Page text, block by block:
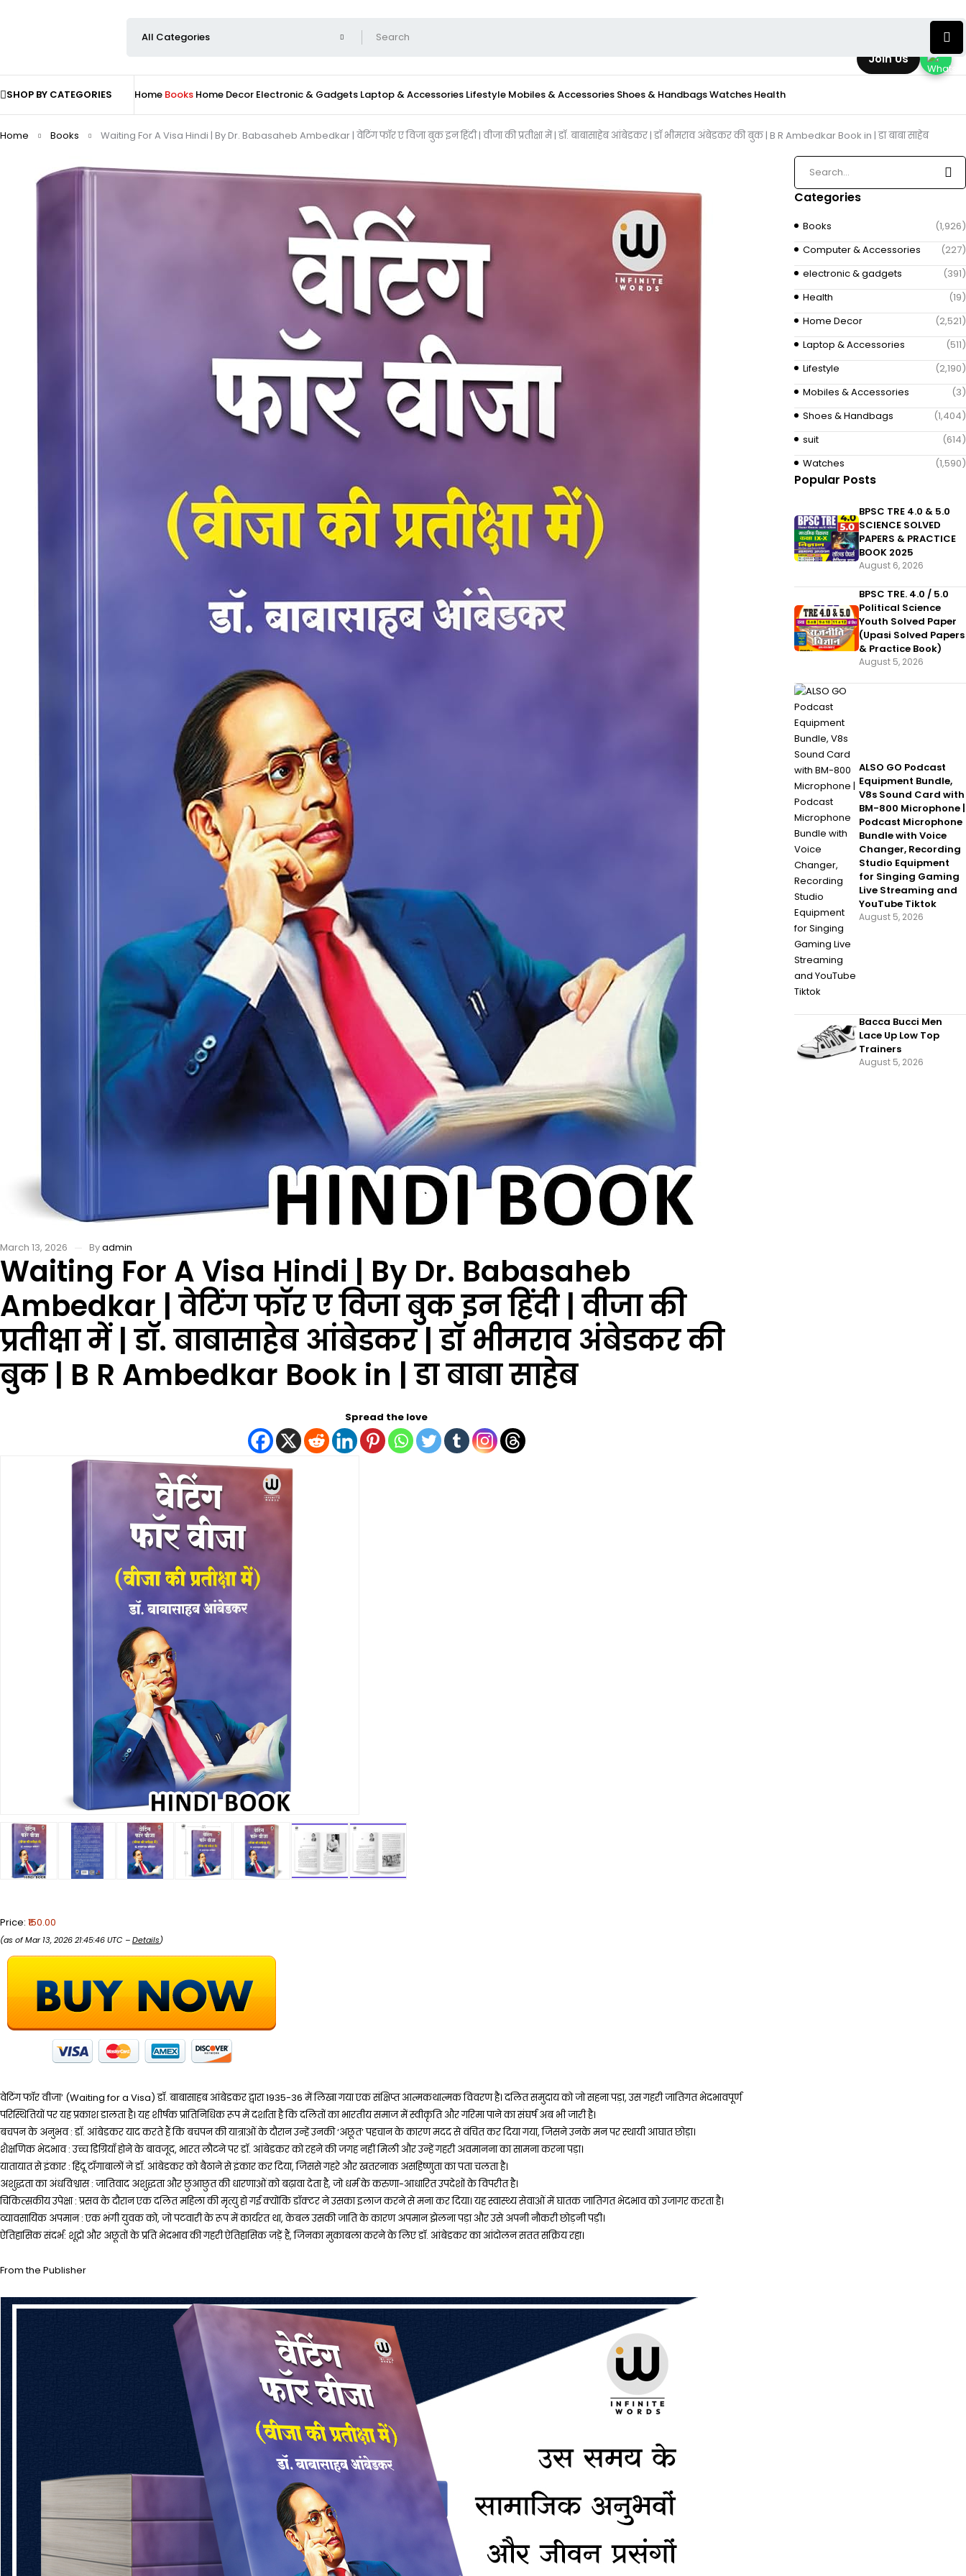
SHOP BY CATEGORIES Home Books Home Decor Electronic & Gadgets Laptop & Accessories Lifestyle Mobiles & Accessories Shoes & HandbagsWatches Health
Home Books Waiting For A Visa Hindi | By Dr. Babasaheb Ambedkar | वेटिंग फॉर ए विजा बुक इन हिंदी | वीजा की प्रतीक्षा में | डॉ. बाबासाहेब आंबेडकर | डॉ भीमराव अंबेडकर की बुक | B R Ambedkar Book in | डा बाबा साहेब
March 13, 2026 Byadmin
Waiting For A Visa Hindi | By Dr. Babasaheb
Ambedkar | वेटिंग फॉर ए विजा बुक इन हिंदी | वीजा की
प्रतीक्षा में | डॉ. बाबासाहेब आंबेडकर | डॉ भीमराव अंबेडकर की
बुक | B R Ambedkar Book in | डा बाबा साहेब
Spread the love
Price: ₹150.00
(as of Mar 13, 2026 21:45:46 UTC –Details)
वेटिंग फॉर वीजा’ (Waiting for a Visa) डॉ. बाबासाहब आंबेडकर द्वारा 1935-36 में लिखा गया एक संक्षिप्त आत्मकथात्मक विवरण है। दलित समुदाय को जो सहना पड़ा, उस गहरी जातिगत भेदभावपूर्ण
परिस्थितियों पर यह प्रकाश डालता है। यह शीर्षक प्रातिनिधिक रूप में दर्शाता है कि दलितों का भारतीय समाज में स्वीकृति और गरिमा पाने का संघर्ष अब भी जारी है।
बचपन के अनुभव : डॉ. आंबेडकर याद करते हैं कि बचपन की यात्राओं के दौरान उन्हें उनकी ‘अछूत’ पहचान के कारण मदद से वंचित कर दिया गया, जिसने उनके मन पर स्थायी आघात छोड़ा।
शैक्षणिक भेदभाव : उच्च डिग्रियाँ होने के बावजूद, भारत लौटने पर डॉ. आंबेडकर को रहने की जगह नहीं मिली और उन्हें गहरी अवमानना का सामना करना पड़ा।
यातायात से इंकार : हिंदू टाँगाबालों ने डॉ. आंबेडकर को बैठाने से इंकार कर दिया, जिससे गहरे और खतरनाक असहिष्णुता का पता चलता है।
अशुद्धता का अंधविश्वास : जातिवाद अशुद्धता और छुआछुत की धारणाओं को बढ़ावा देता है, जो धर्म के करुणा-आधारित उपदेशों के विपरीत है।
चिकित्सकीय उपेक्षा : प्रसव के दौरान एक दलित महिला की मृत्यु हो गई क्योंकि डॉक्टर ने उसका इलाज करने से मना कर दिया। यह स्वास्थ्य सेवाओं में घातक जातिगत भेदभाव को उजागर करता है।
व्यावसायिक अपमान : एक भंगी युवक को, जो पटवारी के रूप में कार्यरत था, केबल उसकी जाति के कारण अपमान झेलना पड़ा और उसे अपनी नौकरी छोड़नी पड़ी।
ऐतिहासिक संदर्भ: शूद्रों और अछूतों के प्रति भेदभाव की गहरी ऐतिहासिक जड़ें हैं, जिनका मुकाबला करने के लिए डॉ. आंबेडकर का आंदोलन सतत सक्रिय रहा।
From the Publisher
Categories
Books
(1,926)
Computer & Accessories
(227)
electronic & gadgets
(391)
Health
(19)
Home Decor
(2,521)
Laptop & Accessories
(511)
Lifestyle
(2,190)
Mobiles & Accessories
(3)
Shoes & Handbags
(1,404)
suit
(614)
Watches
(1,590)
Popular Posts
BPSC TRE 4.0 & 5.0
SCIENCE SOLVED
PAPERS & PRACTICE
BOOK 2025
August 6, 2026
BPSC TRE. 4.0 / 5.0
Political Science
Youth Solved Paper
(Upasi Solved Papers
& Practice Book)
August 5, 2026
ALSO GO Podcast
Equipment Bundle,
V8s Sound Card with
BM-800 Microphone |
Podcast Microphone
Bundle with Voice
Changer, Recording
Studio Equipment
for Singing Gaming
Live Streaming and
YouTube Tiktok
August 5, 2026
Bacca Bucci Men
Lace Up Low Top
Trainers
August 5, 2026
Join Us